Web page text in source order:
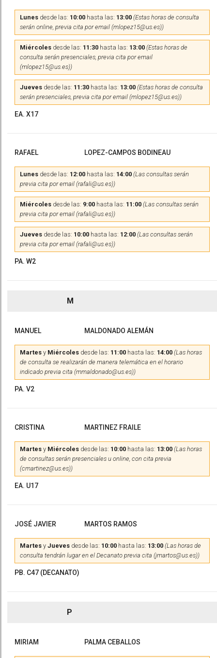
Lunes desde las: 10:00 hasta las: 13:00 (Estas horas de consulta
serán online, previa cita por email (mlopez15@us.es))
Miércoles desde las: 11:30 hasta las: 13:00 (Estas horas de
consulta serán presenciales, previa cita por email
(mlopez15@us.es))
Jueves desde las: 11:30 hasta las: 13:00 (Estas horas de consulta
serán presenciales, previa cita por email (mlopez15@us.es))
EA. X17
RAFAEL LOPEZ-CAMPOS BODINEAU
Lunes desde las: 12:00 hasta las: 14:00 (Las consultas serán
previa cita por email (rafali@us.es))
Miércoles desde las: 9:00 hasta las: 11:00 (Las consultas serán
previa cita por email (rafali@us.es))
Jueves desde las: 10:00 hasta las: 12:00 (Las consultas serán
previa cita por email (rafali@us.es))
PA. W2
M
MANUEL MALDONADO ALEMÁN
Martes y Miércoles desde las: 11:00 hasta las: 14:00 (Las horas
de consulta se realizarán de manera telemática en el horario
indicado previa cita (mmaldonado@us.es))
PA. V2
CRISTINA MARTINEZ FRAILE
Martes y Miércoles desde las: 10:00 hasta las: 13:00 (Las horas
de consultas serán presenciales u online, con cita previa
(cmartinez@us.es))
EA. U17
JOSÉ JAVIER MARTOS RAMOS
Martes y Jueves desde las: 10:00 hasta las: 13:00 (Las horas de
consulta tendrán lugar en el Decanato previa cita (jmartos@us.es))
PB. C47 (DECANATO)
P
MIRIAM PALMA CEBALLOS